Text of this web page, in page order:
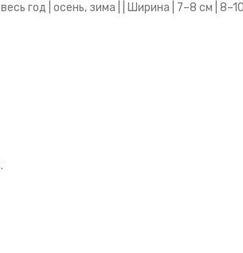
год | осень, зима | | Ширина | 7–8 см |